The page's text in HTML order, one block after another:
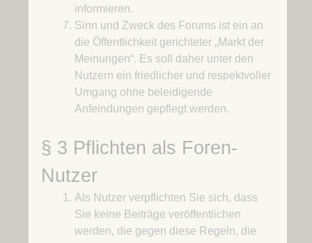
informieren.
Sinn und Zweck des Forums ist ein an
die Öffentlichkeit gerichteter „Markt der
Meinungen“. Es soll daher unter den
Nutzern ein friedlicher und respektvoller
Umgang ohne beleidigende
Anfeindungen gepflegt werden.
§ 3 Pflichten als Foren-
Nutzer
Als Nutzer verpflichten Sie sich, dass
Sie keine Beiträge veröffentlichen
werden, die gegen diese Regeln, die